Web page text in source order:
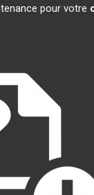
pour votre